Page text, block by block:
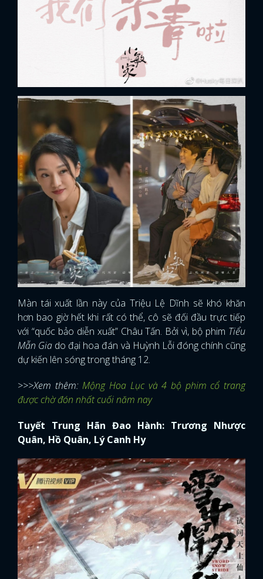
FACEBOOK GOOGLE
Màn tái xuất lần này của Triệu Lệ Dĩnh sẽ khó khăn
hơn bao giờ hết khi rất có thể, cô sẽ đối đầu trực tiếp
với “quốc bảo diễn xuất” Châu Tấn. Bởi vì, bộ phim Tiểu
Mẫn Gia do đại hoa đán và Huỳnh Lỗi đóng chính cũng
dự kiến lên sóng trong tháng 12.
>>>Xem thêm:Mộng Hoa Lục và 4 bộ phim cổ trang
được chờ đón nhất cuối năm nay
Tuyết Trung Hãn Đao Hành: Trương Nhược
Quân, Hồ Quân, Lý Canh Hy